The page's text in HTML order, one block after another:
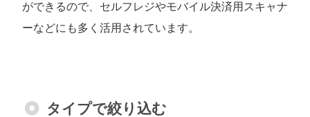
ができるので、セルフレジやモバイル決済用スキャナ
ーなどにも多く活用されています。
タイプで絞り込む